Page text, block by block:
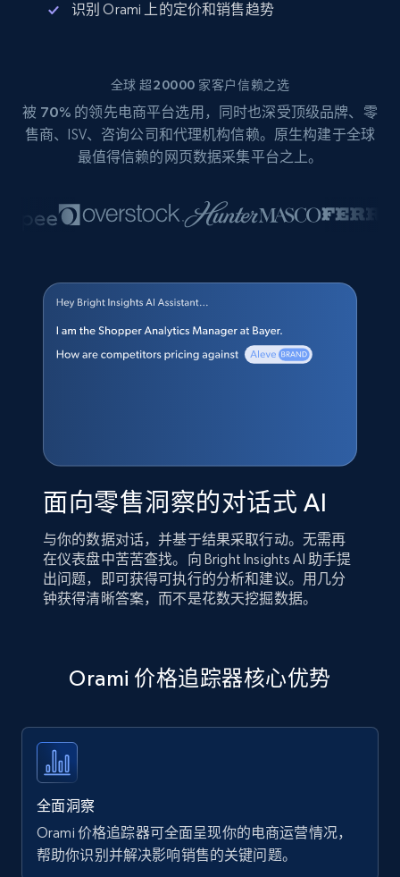
识别 Orami 上的定价和销售趋势
全球 超20000 家客户信赖之选
被 70% 的领先电商平台选用，同时也深受顶级品牌、零
售商、ISV、咨询公司和代理机构信赖。原生构建于全球
最值得信赖的网页数据采集平台之上。
面向零售洞察的对话式 AI
与你的数据对话，并基于结果采取行动。无需再
在仪表盘中苦苦查找。向 Bright Insights AI 助手提
出问题，即可获得可执行的分析和建议。用几分
钟获得清晰答案，而不是花数天挖掘数据。
Orami 价格追踪器核心优势
全面洞察
Orami 价格追踪器可全面呈现你的电商运营情况，
帮助你识别并解决影响销售的关键问题。